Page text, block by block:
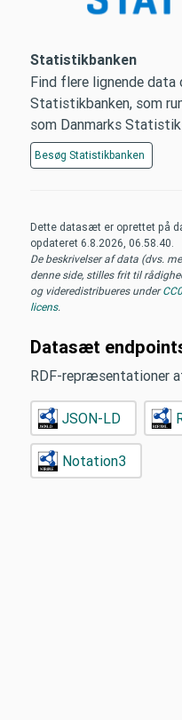
Statistikbanken
Find flere lignende
Statistikbanken, som
som Danmarks
Besøg Statistikbanken
Dette datasæt er oprettet på
opdateret 6.8.2026, 06.58.40
De beskrivelser af data (dvs.
denne side, stilles frit til
og videredistribueres under
licens.
Datasæt
RDF-repræsentationer
JSON-LD
Notation3